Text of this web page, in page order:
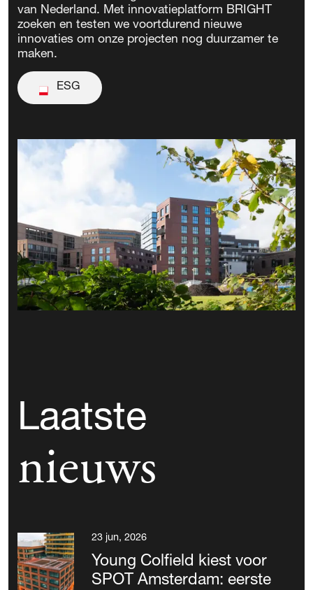
van Nederland. Met innovatieplatform BRIGHT
zoeken en testen we voortdurend nieuwe
innovaties om onze projecten nog duurzamer te
maken.
ESG
ESG
Laatste
nieuws
Young Colfield kiest voor
SPOT Amsterdam: eerste
23 jun, 2026